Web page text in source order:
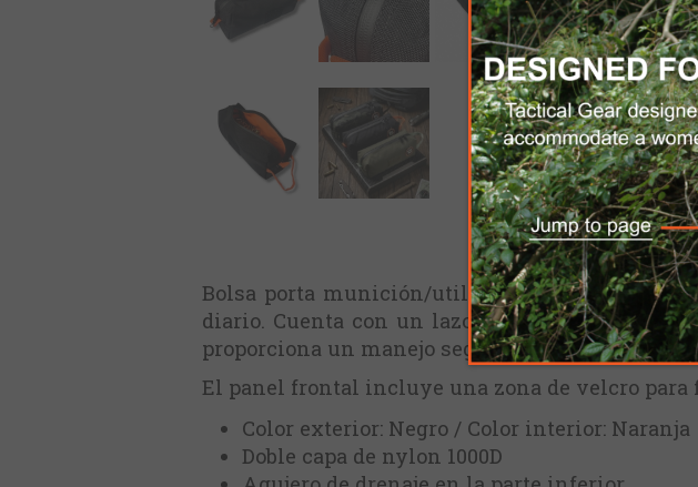
Bolsa porta munición/utilitaria duradera
diario. Cuenta con un lazo de transporte en
proporciona un manejo seguro y una integración
El panel frontal incluye una zona de velcro
Color exterior: Negro / Color interior: Naranja
Doble capa de nylon 1000D